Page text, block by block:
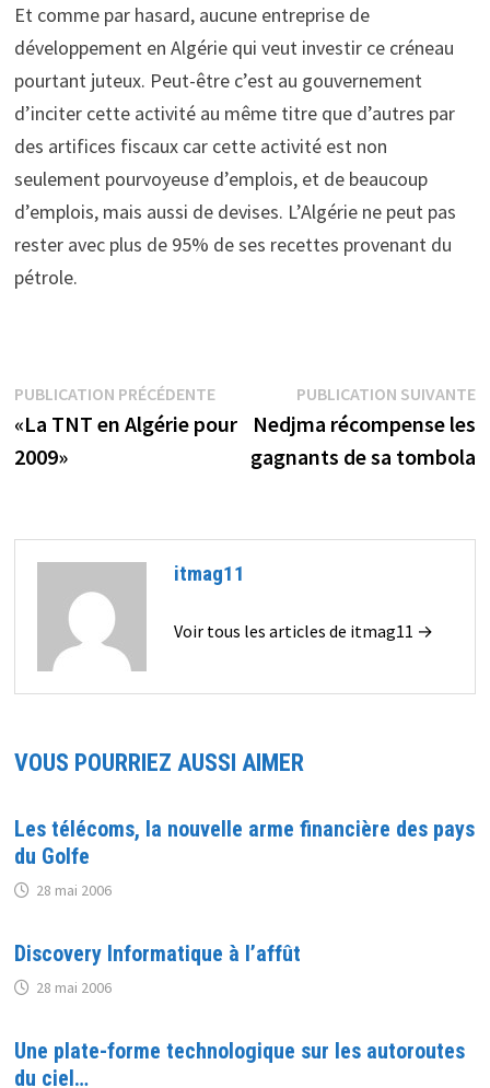
Et comme par hasard, aucune entreprise de
développement en Algérie qui veut investir ce créneau
pourtant juteux. Peut-être c’est au gouvernement
d’inciter cette activité au même titre que d’autres par
des artifices fiscaux car cette activité est non
seulement pourvoyeuse d’emplois, et de beaucoup
d’emplois, mais aussi de devises. L’Algérie ne peut pas
rester avec plus de 95% de ses recettes provenant du
pétrole.
Navigation
de
PUBLICATION PRÉCÉDENTEPublication
précédente :
«La TNT en Algérie pour
2009»
PUBLICATION SUIVANTE
Nedjma récompense les
gagnants de sa tombola
itmag11
Voir tous les articles de itmag11 →
VOUS POURRIEZ AUSSI AIMER
Les télécoms, la nouvelle arme financière des pays
du Golfe
28 mai 2006
Discovery Informatique à l’affût
28 mai 2006
Une plate-forme technologique sur les autoroutes
du ciel…